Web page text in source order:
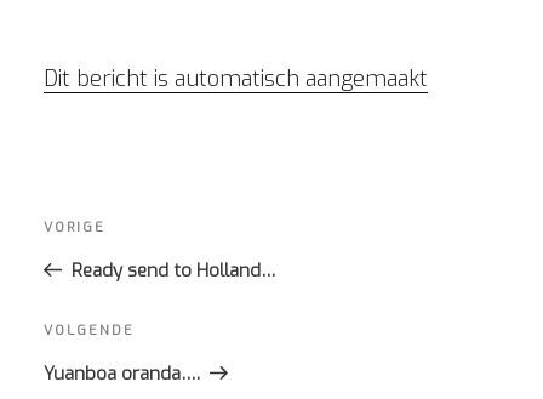
Dit bericht is automatisch aangemaakt
navigatie
Vorig
bericht
VORIGE
Ready send to Holland…
Volgend
bericht
VOLGENDE
Yuanboa oranda….